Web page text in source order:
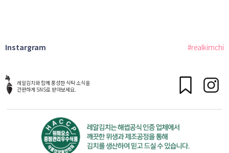
Instargram #realkimchi
레알김치와 함께 풍성한 식탁 소식을
간편하게 SNS로 받아보세요.